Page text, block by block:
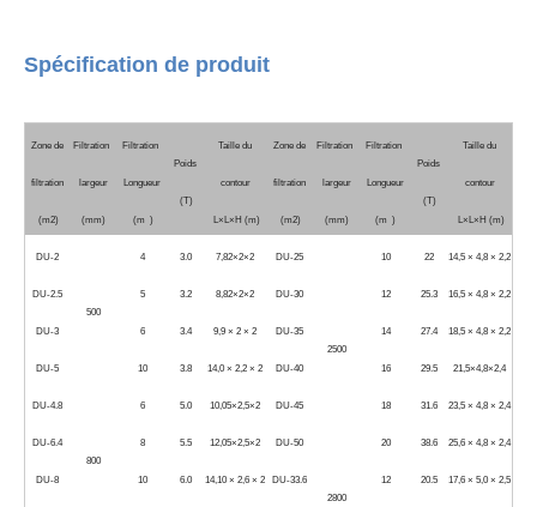
Spécification de produit
Zone de
filtration
(m2)
Filtration
largeur
(mm)
Filtration
Longueur
(m )
Poids
(T)
Taille du
contour
L×L×H (m)
Zone de
filtration
(m2)
Filtration
largeur
(mm)
Filtration
Longueur
(m )
Poids
(T)
Taille du
contour
L×L×H (m)
DU-2
500
4 3.0 7,82×2×2 DU-25
2500
10 22 14,5 × 4,8 × 2,2
DU-2.5 5 3.2 8,82×2×2 DU-30 12 25.3 16,5 × 4,8 × 2,2
DU-3 6 3.4 9,9 × 2 × 2 DU-35 14 27.4 18,5 × 4,8 × 2,2
DU-5 10 3.8 14,0 × 2,2 × 2 DU-40 16 29.5 21,5×4,8×2,4
DU-4.8
800
6 5.0 10,05×2,5×2 DU-45 18 31.6 23,5 × 4,8 × 2,4
DU-6.4 8 5.5 12,05×2,5×2 DU-50 20 38.6 25,6 × 4,8 × 2,4
DU-8 10 6.0 14,10 × 2,6 × 2 DU-33.6
2800
12 20.5 17,6 × 5,0 × 2,5